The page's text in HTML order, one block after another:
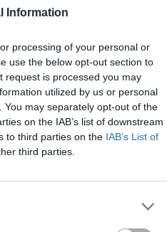
Information
processing of your personal or
use the below opt-out section to
request is processed you may
utilized by us or personal
may separately opt-out of the
on the IAB’s list of downstream
to third parties on the IAB’s List of
third parties.